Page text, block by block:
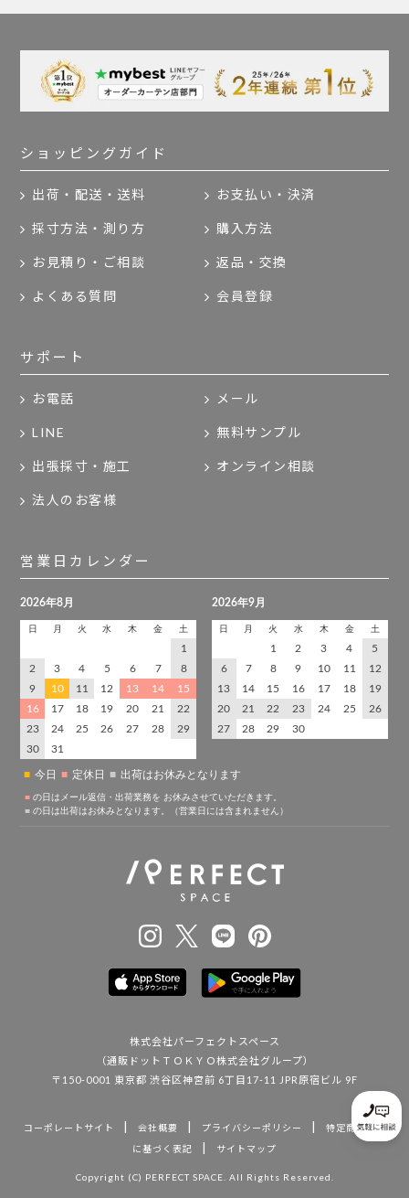
ショッピングガイド
出荷・配送・送料 お支払い・決済
採寸方法・測り方 購入方法
お見積り・ご相談 返品・交換
よくある質問 会員登録
サポート
お電話 メール
LINE 無料サンプル
出張採寸・施工 オンライン相談
法人のお客様
営業日カレンダー
株式会社パーフェクトスペース
（通販ドットＴＯＫＹＯ株式会社グループ）
〒150-0001 東京都 渋谷区神宮前 6丁目17-11 JPR原宿ビル 9F
コーポレートサイト | 会社概要 | プライバシーポリシー |
特定商取引法
に基づく表記
| サイトマップ
Copyright (C) PERFECT SPACE. All Rights Reserved.